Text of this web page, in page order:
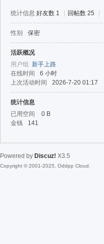
统计信息 好友数 1 回帖数 25
性别 保密
活跃概况
用户组 新手上路
在线时间
6 小时
上次活动时间
2026-7-20 01:17
统计信息
已用空间
0 B
金钱
141
Powered by Discuz! X3.5
Copyright © 2001-2025, Oddpp Cloud.